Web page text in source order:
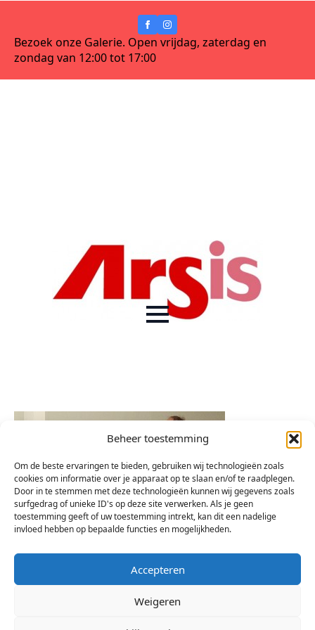
Beheer toestemming
Om de beste ervaringen te bieden, gebruiken wij technologieën zoals
cookies om informatie over je apparaat op te slaan en/of te raadplegen.
Door in te stemmen met deze technologieën kunnen wij gegevens zoals
surfgedrag of unieke ID's op deze site verwerken. Als je geen
toestemming geeft of uw toestemming intrekt, kan dit een nadelige
invloed hebben op bepaalde functies en mogelijkheden.
Accepteren
Weigeren
Bezoek onze Galerie. Open vrijdag, zaterdag en
zondag van 12:00 tot 17:00